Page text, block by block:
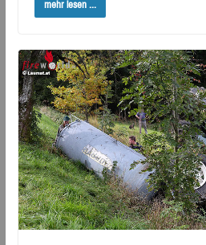
mehr lesen ...